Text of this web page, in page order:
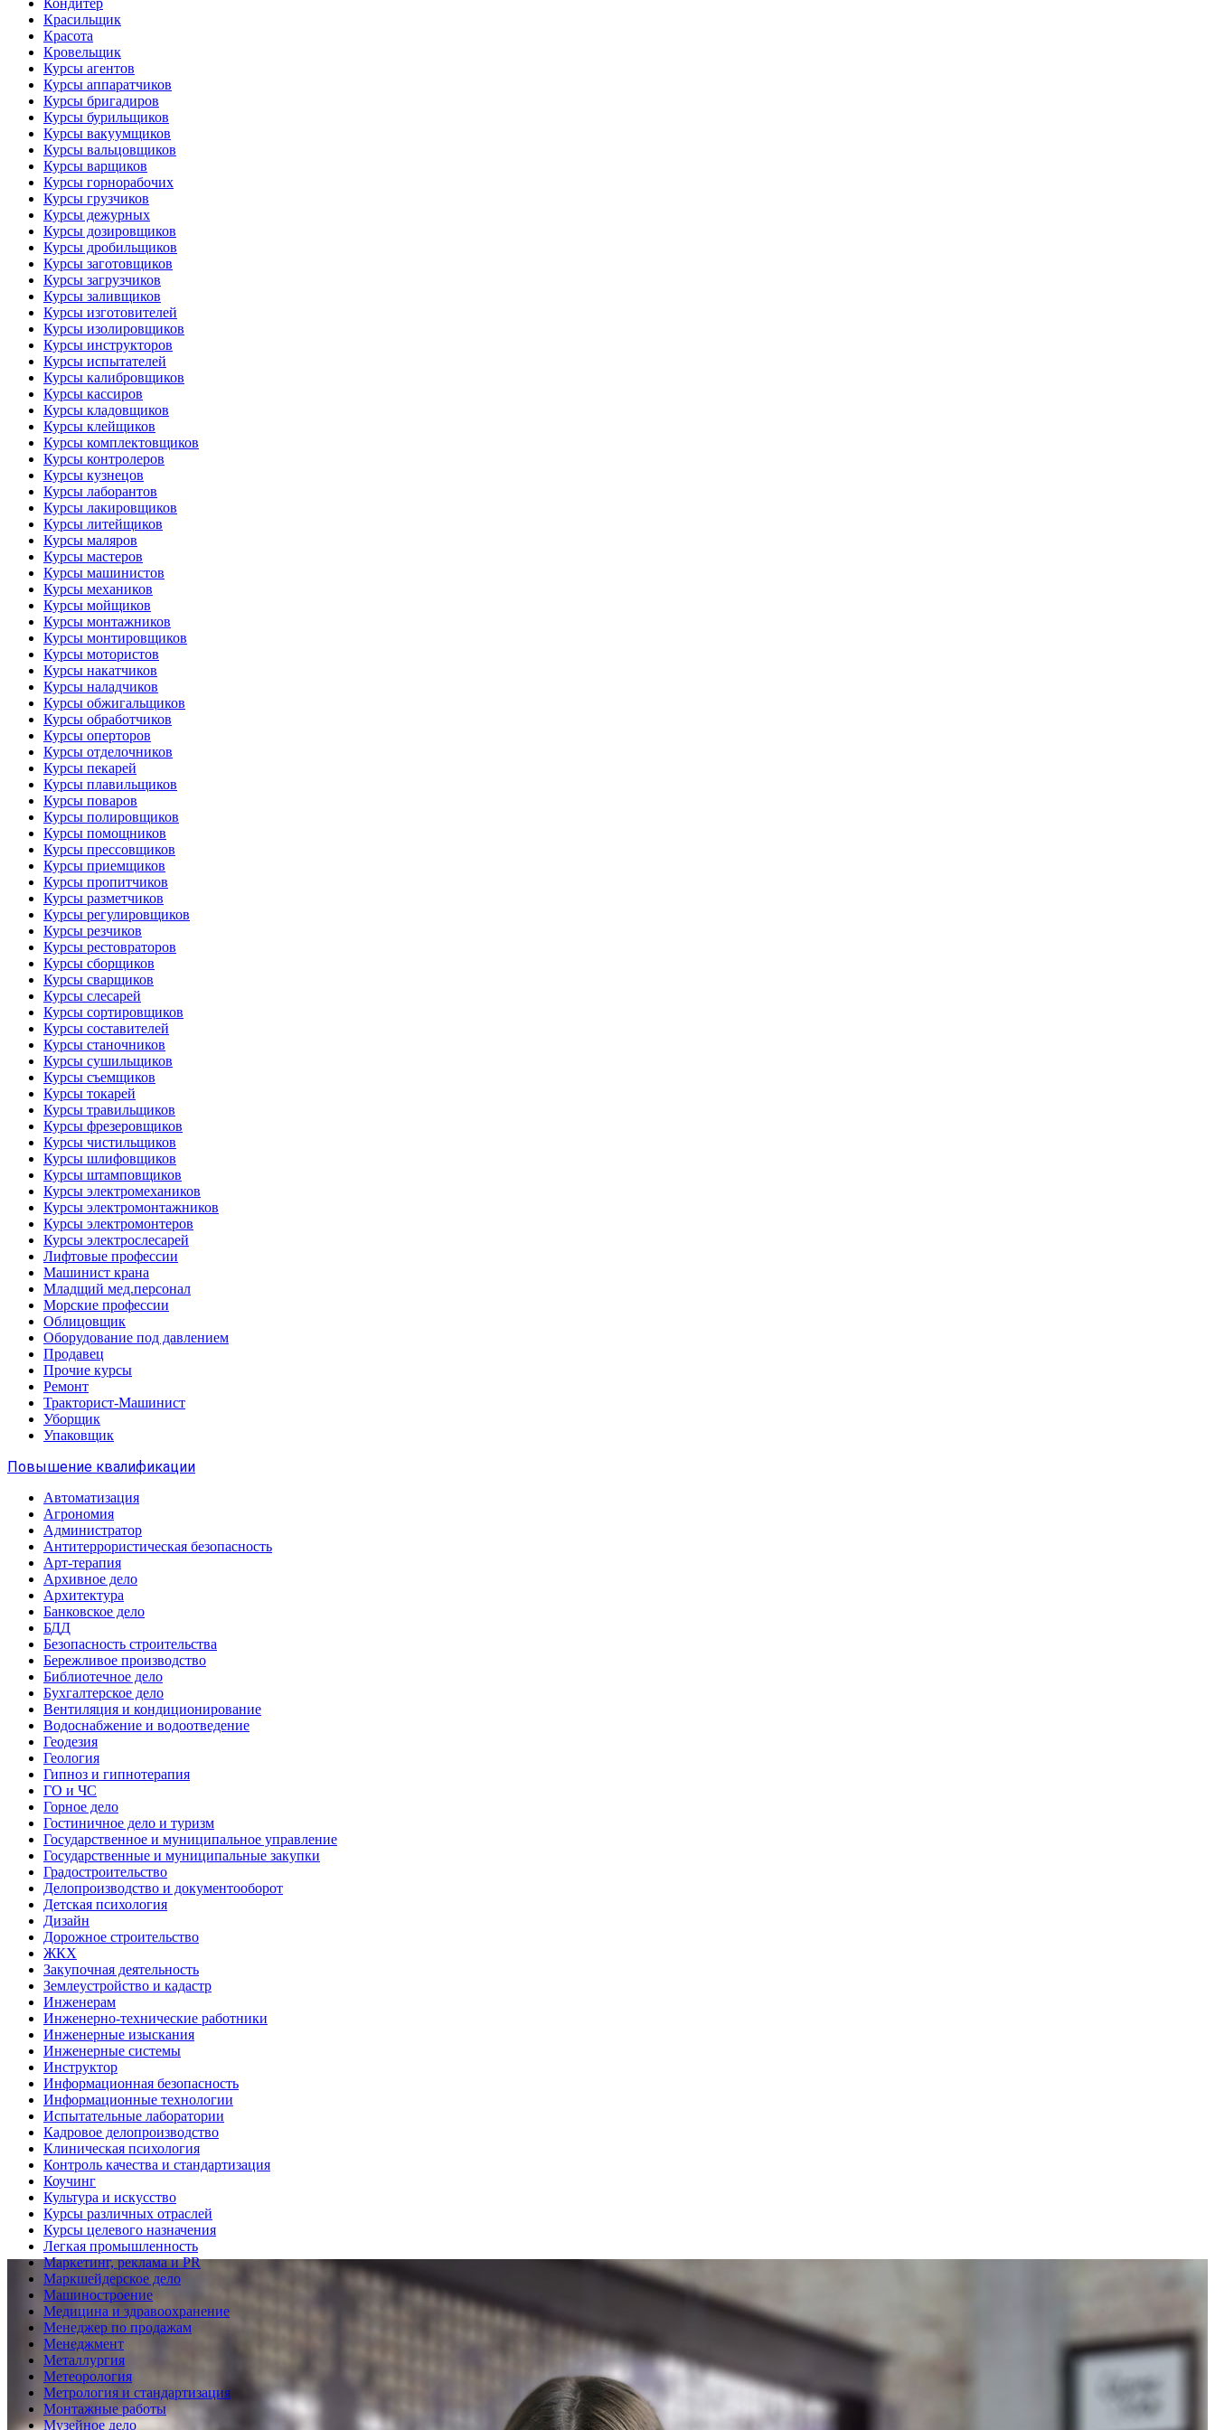
Кондитер
Красильщик
Красота
Кровельщик
Курсы агентов
Курсы аппаратчиков
Курсы бригадиров
Курсы бурильщиков
Курсы вакуумщиков
Курсы вальцовщиков
Курсы варщиков
Курсы горнорабочих
Курсы грузчиков
Курсы дежурных
Курсы дозировщиков
Курсы дробильщиков
Курсы заготовщиков
Курсы загрузчиков
Курсы заливщиков
Курсы изготовителей
Курсы изолировщиков
Курсы инструкторов
Курсы испытателей
Курсы калибровщиков
Курсы кассиров
Курсы кладовщиков
Курсы клейщиков
Курсы комплектовщиков
Курсы контролеров
Курсы кузнецов
Курсы лаборантов
Курсы лакировщиков
Курсы литейщиков
Курсы маляров
Курсы мастеров
Курсы машинистов
Курсы механиков
Курсы мойщиков
Курсы монтажников
Курсы монтировщиков
Курсы мотористов
Курсы накатчиков
Курсы наладчиков
Курсы обжигальщиков
Курсы обработчиков
Курсы оперторов
Курсы отделочников
Курсы пекарей
Курсы плавильщиков
Курсы поваров
Курсы полировщиков
Курсы помощников
Курсы прессовщиков
Курсы приемщиков
Курсы пропитчиков
Курсы разметчиков
Курсы регулировщиков
Курсы резчиков
Курсы рестовраторов
Курсы сборщиков
Курсы сварщиков
Курсы слесарей
Курсы сортировщиков
Курсы составителей
Курсы станочников
Курсы сушильщиков
Курсы съемщиков
Курсы токарей
Курсы травильщиков
Курсы фрезеровщиков
Курсы чистильщиков
Курсы шлифовщиков
Курсы штамповщиков
Курсы электромехаников
Курсы электромонтажников
Курсы электромонтеров
Курсы электрослесарей
Лифтовые профессии
Машинист крана
Младщий мед.персонал
Морские профессии
Облицовщик
Оборудование под давлением
Продавец
Прочие курсы
Ремонт
Тракторист-Машинист
Уборщик
Упаковщик
Повышение квалификации
Автоматизация
Агрономия
Администратор
Антитеррористическая безопасность
Арт-терапия
Архивное дело
Архитектура
Банковское дело
БДД
Безопасность строительства
Бережливое производство
Библиотечное дело
Бухгалтерское дело
Вентиляция и кондиционирование
Водоснабжение и водоотведение
Геодезия
Геология
Гипноз и гипнотерапия
ГО и ЧС
Горное дело
Гостиничное дело и туризм
Государственное и муниципальное управление
Государственные и муниципальные закупки
Градостроительство
Делопроизводство и документооборот
Детская психология
Дизайн
Дорожное строительство
ЖКХ
Закупочная деятельность
Землеустройство и кадастр
Инженерам
Инженерно-технические работники
Инженерные изыскания
Инженерные системы
Инструктор
Информационная безопасность
Информационные технологии
Испытательные лаборатории
Кадровое делопроизводство
Клиническая психология
Контроль качества и стандартизация
Коучинг
Культура и искусство
Курсы различных отраслей
Курсы целевого назначения
Легкая промышленность
Маркетинг, реклама и PR
Маркшейдерское дело
Машиностроение
Медицина и здравоохранение
Менеджер по продажам
Менеджмент
Металлургия
Метеорология
Метрология и стандартизация
Монтажные работы
Музейное дело